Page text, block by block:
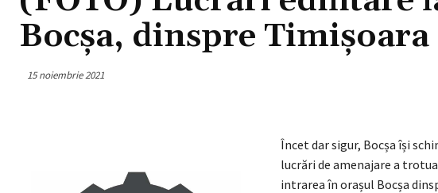
Bocșa, dinspre Timișoara
15 noiembrie 2021
Încet dar sigur, Bocșa își
lucrări de amenajare a
intrarea în orașul Bocșa